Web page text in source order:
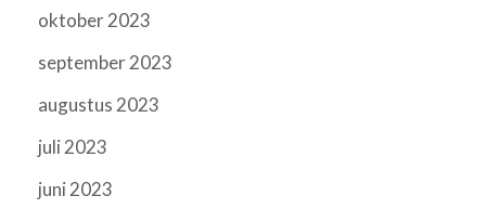
oktober 2023
september 2023
augustus 2023
juli 2023
juni 2023